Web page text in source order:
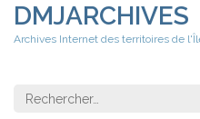
DMJARCHIVES
Archives Internet des territoires de